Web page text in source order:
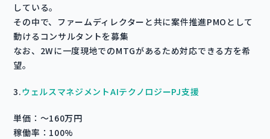
している。
その中で、ファームディレクターと共に案件推進PMOとして
動けるコンサルタントを募集
なお、2Wに一度現地でのMTGがあるため対応できる方を希
望。
3.ウェルスマネジメントAIテクノロジーPJ支援
単価：〜160万円
稼働率：100%